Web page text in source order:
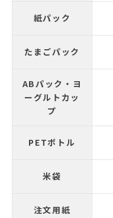
紙パック
たまごパック
ABパック・ヨ
ーグルトカッ
プ
PETボトル
米袋
注文用紙